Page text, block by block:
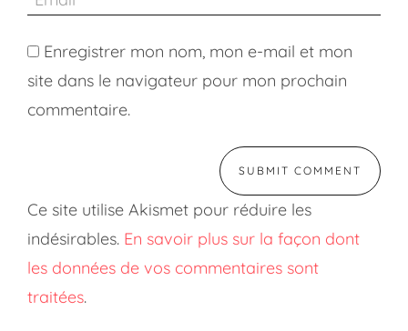
Enregistrer mon nom, mon e-mail et mon
site dans le navigateur pour mon prochain
commentaire.
Ce site utilise Akismet pour réduire les
indésirables. En savoir plus sur la façon dont
les données de vos commentaires sont
traitées.